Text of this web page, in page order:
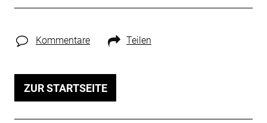
Kommentare Teilen
ZUR STARTSEITE